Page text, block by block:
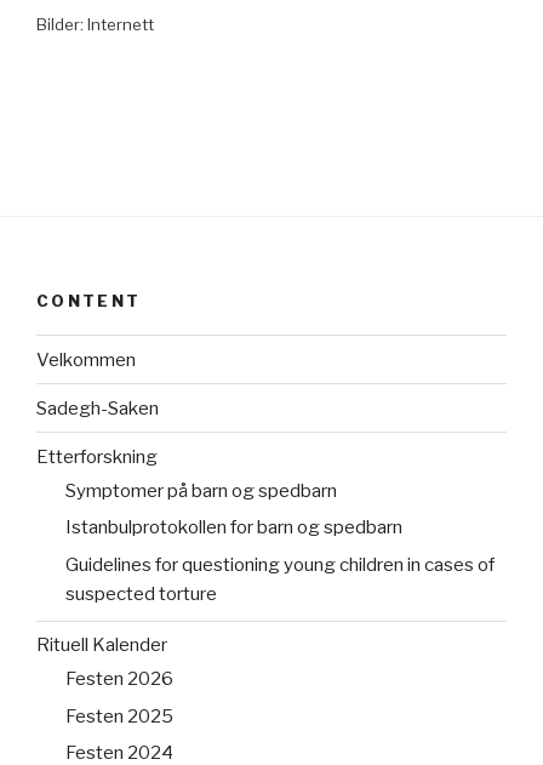
Bilder: Internett
CONTENT
Velkommen
Sadegh-Saken
Etterforskning
Symptomer på barn og spedbarn
Istanbulprotokollen for barn og spedbarn
Guidelines for questioning young children in cases of
suspected torture
Rituell Kalender
Festen 2026
Festen 2025
Festen 2024